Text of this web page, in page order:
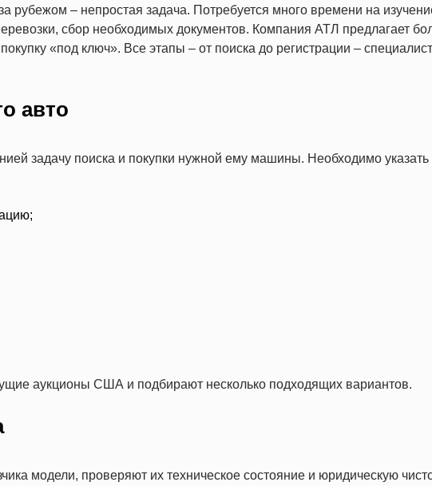
рубежом – непростая задача. Потребуется много времени на
сбор необходимых документов. Компания АТЛ предлагает
«под ключ». Все этапы – от поиска до регистрации –
авто
задачу поиска и покупки нужной ему машины. Необходимо указать
аукционы США и подбирают несколько подходящих вариантов.
модели, проверяют их техническое состояние и юридическую